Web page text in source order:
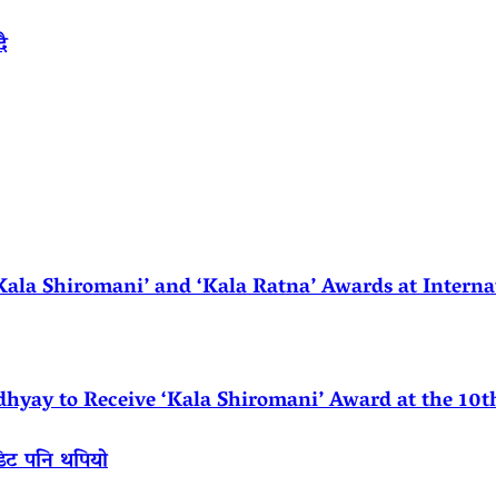
Shiromani’ and ‘Kala Ratna’ Awards at
to Receive ‘Kala Shiromani’ Award at the
पनि थपियो